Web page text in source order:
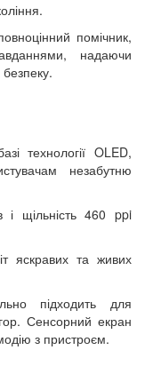
помічник,
надаючи
технології OLED,
незабутню
і щільність 460 ppi
яскравих та живих
підходить для
Сенсорний екран
з пристроєм.